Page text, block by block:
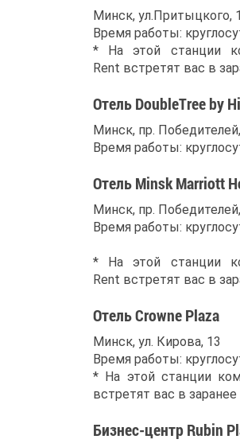
Минск, ул.Притыцкого,
Время работы:
* На этой станции
Rent встретят вас в
Отель DoubleTree by
Минск, пр.
Время работы:
Отель Minsk Marriott
Минск, пр.
Время работы:
* На этой станции
Rent встретят вас в
Отель Crowne Plaza
Минск, ул. Кирова, 13
Время работы:
* На этой станции
встретят вас в
Бизнес-центр Rubin